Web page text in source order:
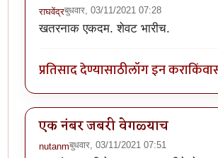
राघवेंद्रबुधवार, 03/11/2021 07:28
खतरनाक एकदम. शेवट भारीच.
प्रतिसाद देण्यासाठीलॉग इन कराकिंवा
एक नंबर जबरी वेगळ्याच
nutanmबुधवार, 03/11/2021 07:51